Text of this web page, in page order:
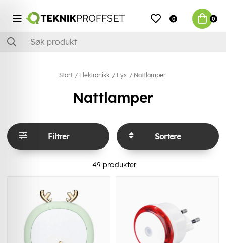
0 0
Start Elektronikk Lys Nattlamper
Nattlamper
Filtrer Sortere
49produkter